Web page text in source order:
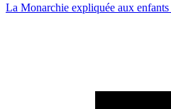
La Monarchie expliquée aux enfants